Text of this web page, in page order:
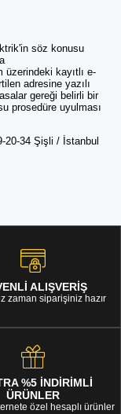
söz konusu
üzerindeki kayıtlı e-
adresine yazılı
gereği belirli bir
prosedüre uyulması
20-34 Şişli / İstanbul
ALIŞVERİŞ
zaman siparişiniz hazır
%5 İNDİRİMLİ
ÜRÜNLER
özel hesaplı ürünler